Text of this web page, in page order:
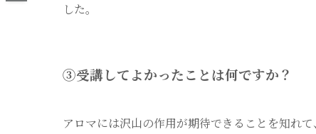
した。
③受講してよかったことは何ですか？
アロマには沢山の作用が期待できることを知れ